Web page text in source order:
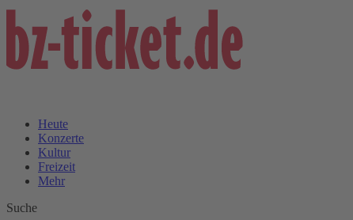
Heute
Konzerte
Kultur
Freizeit
Mehr
Suche